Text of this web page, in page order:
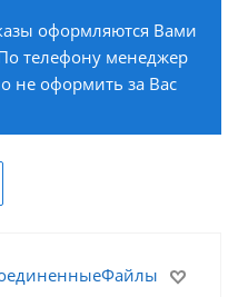
оформляются Вами
телефону менеджер
не оформить за Вас